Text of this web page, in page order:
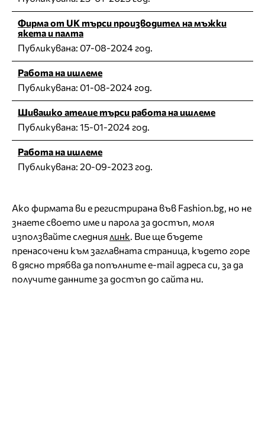
Фирма от UK търси производител на мъжки
якета и палта
Публикувана: 07-08-2024 год.
Работа на ишлеме
Публикувана: 01-08-2024 год.
Шивашко ателие търси работа на ишлеме
Публикувана: 15-01-2024 год.
Работа на ишлеме
Публикувана: 20-09-2023 год.
Ако фирмата ви е регистрирана във Fashion.bg, но не
знаете своето име и парола за достъп, моля
използвайте следния линк. Вие ще бъдете
пренасочени към заглавната страница, където горе
в дясно трябва да попълните e-mail адреса си, за да
получите данните за достъп до сайта ни.